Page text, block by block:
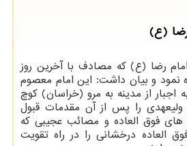
رضا (ع)
رضا (ع) که مصادف با آخرین روز
نمود و بیان داشت: این امام معصوم
اجبار از مدینه به مرو (خراسان) کوچ
ولیعهدی را پس از آن مقدمات قبول
های فوق العاده و مصائب عجیبی که
العاده درخشانی را در راه تقویت